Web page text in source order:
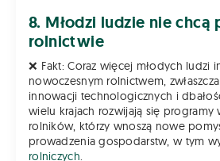
8. Młodzi ludzie nie
rolnictwie
❌ Fakt: Coraz więcej młodych ludzi
nowoczesnym rolnictwem,
innowacji technologicznych i
wielu krajach rozwijają się programy
rolników, którzy wnoszą nowe
prowadzenia gospodarstw, w tym
rolniczych.